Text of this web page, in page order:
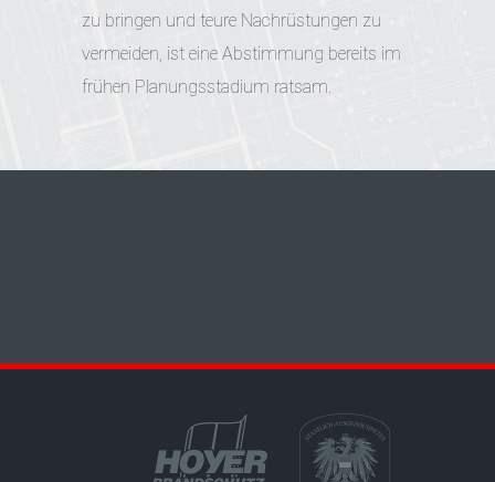
zu bringen und teure Nachrüstungen zu
vermeiden, ist eine Abstimmung bereits im
frühen Planungsstadium ratsam.